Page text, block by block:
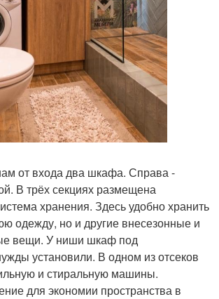
от входа два шкафа. Справа -
В трёх секциях размещена
хранения. Здесь удобно хранить
одежду, но и другие внесезонные и
вещи. У ниши шкаф под
установили. В одном из отсеков
и стиральную машины.
для экономии пространства в